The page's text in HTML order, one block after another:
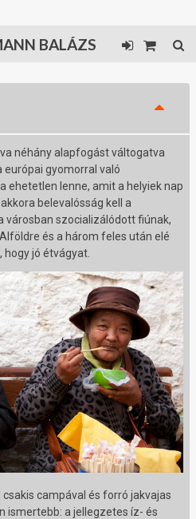
BALÁZS
néhány alapfogást váltogatva
gyomorral való
ehetetlen lenne, amit a helyiek nap
belevalósság kell a
városban szocializálódott fiúnak,
és a három feles után elé
jó étvágyat.
campával és forró jakvajas
ismertebb: a jellegzetes íz- és